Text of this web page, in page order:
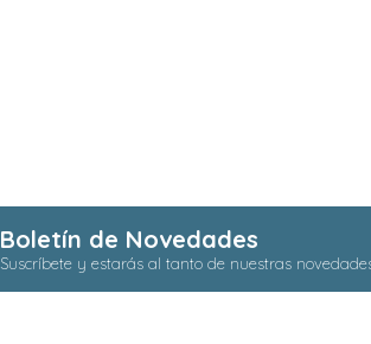
Boletín de Novedades
Suscríbete y estarás al tanto de nuestras